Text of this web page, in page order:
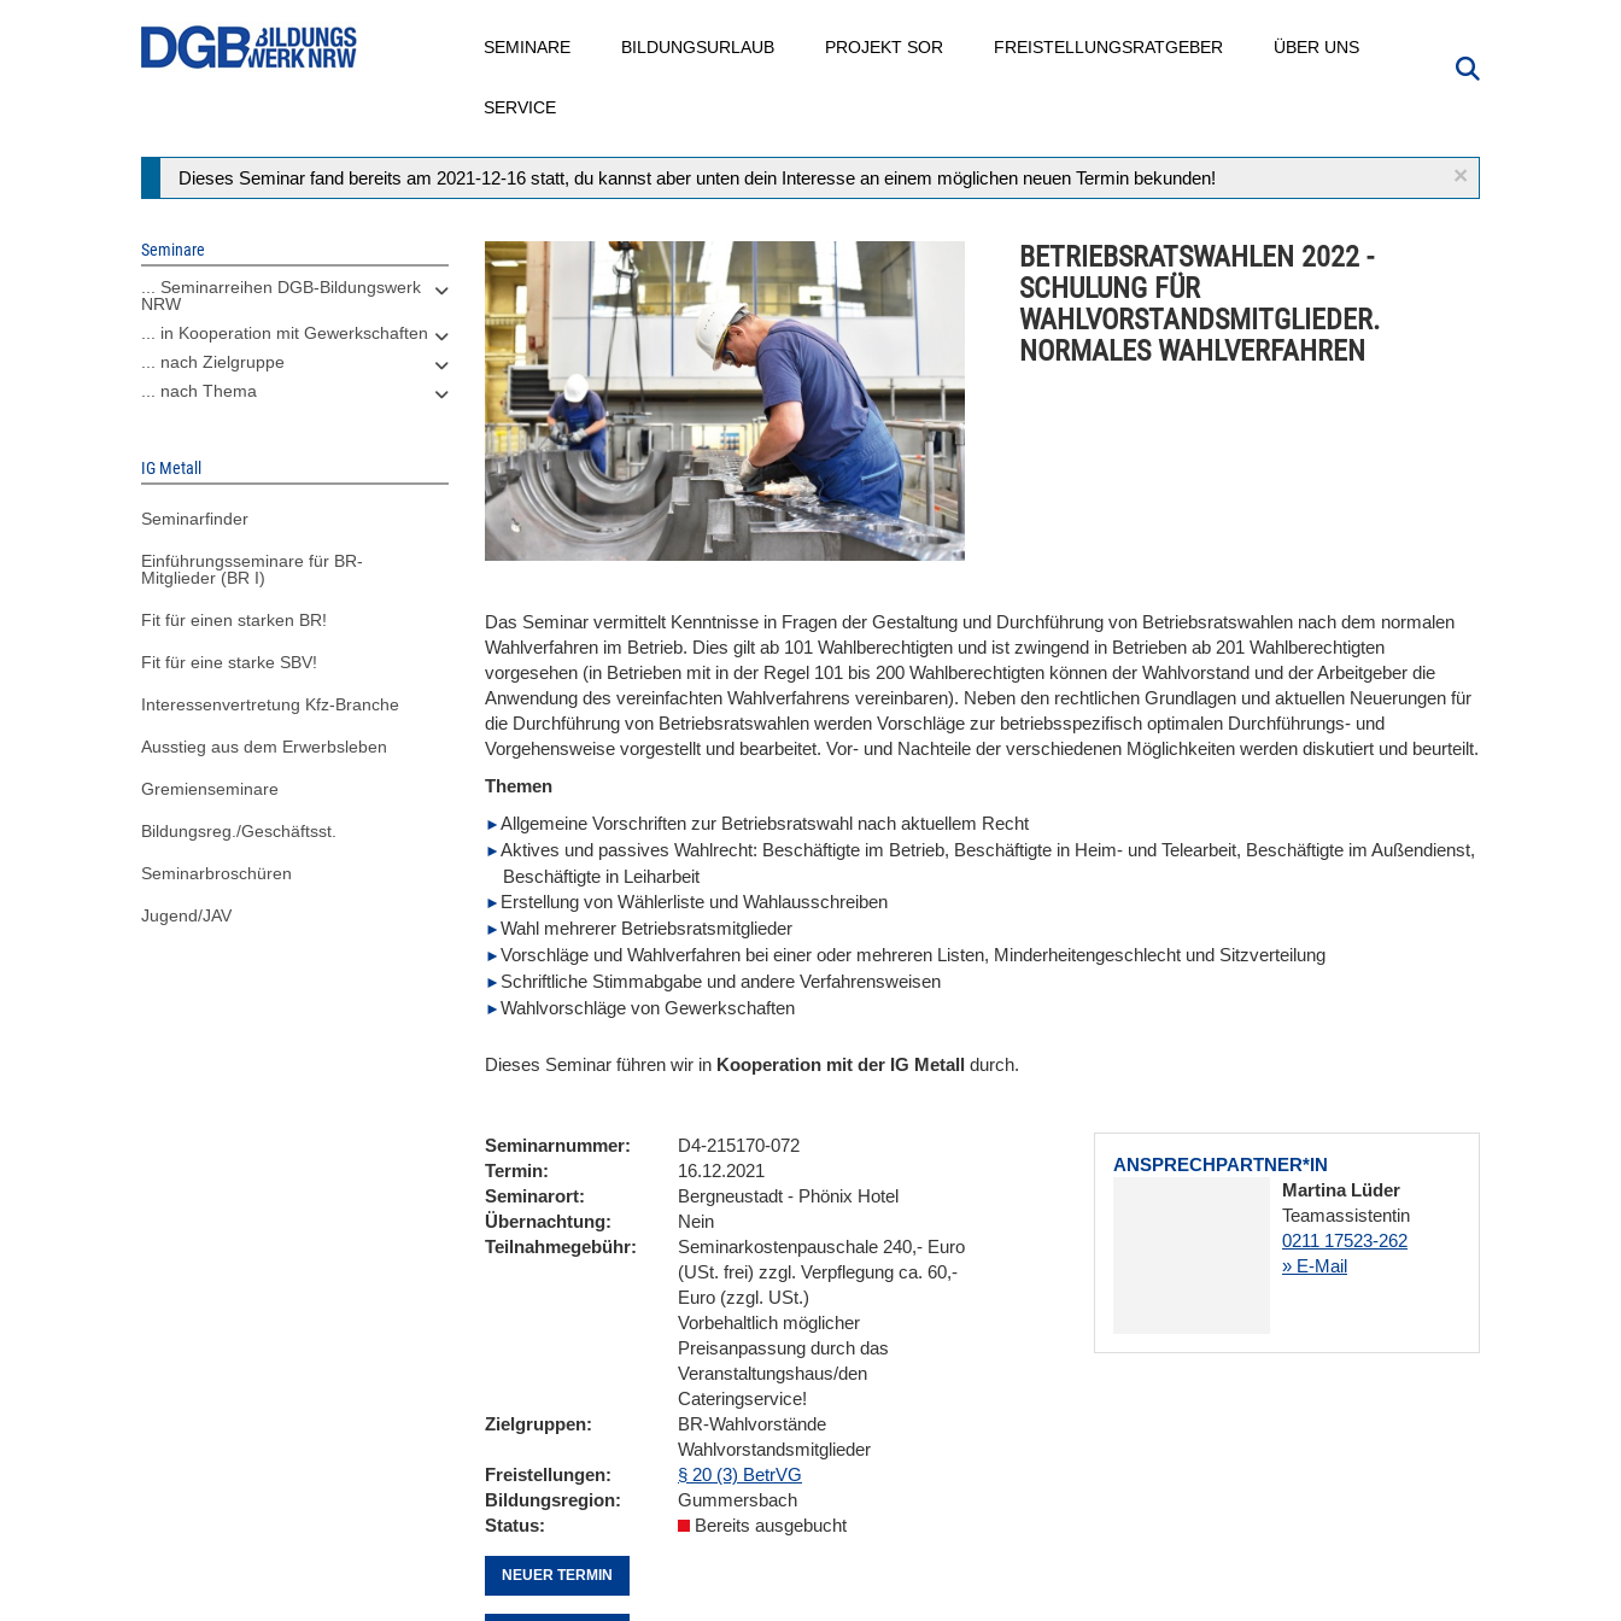
SEMINARE BILDUNGSURLAUB PROJEKT SOR FREISTELLUNGSRATGEBER ÜBER UNS
SERVICE
×
Statusmeldung
Dieses Seminar fand bereits am 2021-12-16 statt, du kannst aber unten dein Interesse an einem möglichen neuen Termin bekunden!
Seminare
... Seminarreihen DGB-Bildungswerk
NRW
... in Kooperation mit Gewerkschaften
... nach Zielgruppe
... nach Thema
IG Metall
Seminarfinder
Einführungsseminare für BR-
Mitglieder (BR I)
Fit für einen starken BR!
Fit für eine starke SBV!
Interessenvertretung Kfz-Branche
Ausstieg aus dem Erwerbsleben
Gremienseminare
Bildungsreg./Geschäftsst.
Seminarbroschüren
Jugend/JAV
BETRIEBSRATSWAHLEN 2022 -
SCHULUNG FÜR
WAHLVORSTANDSMITGLIEDER.
NORMALES WAHLVERFAHREN
Das Seminar vermittelt Kenntnisse in Fragen der Gestaltung und Durchführung von Betriebsratswahlen nach dem normalen
Wahlverfahren im Betrieb. Dies gilt ab 101 Wahlberechtigten und ist zwingend in Betrieben ab 201 Wahlberechtigten
vorgesehen (in Betrieben mit in der Regel 101 bis 200 Wahlberechtigten können der Wahlvorstand und der Arbeitgeber die
Anwendung des vereinfachten Wahlverfahrens vereinbaren). Neben den rechtlichen Grundlagen und aktuellen Neuerungen für
die Durchführung von Betriebsratswahlen werden Vorschläge zur betriebsspezifisch optimalen Durchführungs- und
Vorgehensweise vorgestellt und bearbeitet. Vor- und Nachteile der verschiedenen Möglichkeiten werden diskutiert und beurteilt.
Themen
Allgemeine Vorschriften zur Betriebsratswahl nach aktuellem Recht
Aktives und passives Wahlrecht: Beschäftigte im Betrieb, Beschäftigte in Heim- und Telearbeit, Beschäftigte im Außendienst,
Beschäftigte in Leiharbeit
Erstellung von Wählerliste und Wahlausschreiben
Wahl mehrerer Betriebsratsmitglieder
Vorschläge und Wahlverfahren bei einer oder mehreren Listen, Minderheitengeschlecht und Sitzverteilung
Schriftliche Stimmabgabe und andere Verfahrensweisen
Wahlvorschläge von Gewerkschaften
Dieses Seminar führen wir in Kooperation mit der IG Metall durch.
ANSPRECHPARTNER*IN
Martina Lüder
Teamassistentin
0211 17523-262
» E-Mail
Seminarnummer
D4-215170-072
Termin
16.12.2021
Seminarort
Bergneustadt - Phönix Hotel
Übernachtung
Nein
Teilnahmegebühr
Seminarkostenpauschale 240,- Euro
(USt. frei) zzgl. Verpflegung ca. 60,-
Euro (zzgl. USt.)
Vorbehaltlich möglicher
Preisanpassung durch das
Veranstaltungshaus/den
Cateringservice!
Zielgruppen
BR-Wahlvorstände
Wahlvorstandsmitglieder
Freistellungen
§ 20 (3) BetrVG
Bildungsregion
Gummersbach
Status
Bereits ausgebucht
NEUER TERMIN